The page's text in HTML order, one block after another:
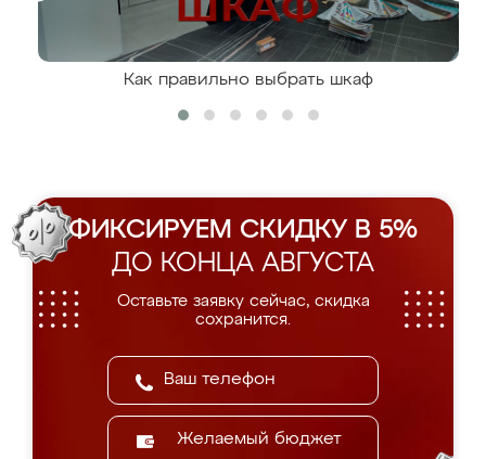
Как правильно выбрать шкаф
ФИКСИРУЕМ СКИДКУ В 5%
ДО КОНЦА АВГУСТА
Оставьте заявку сейчас, скидка
сохранится.
Желаемый бюджет